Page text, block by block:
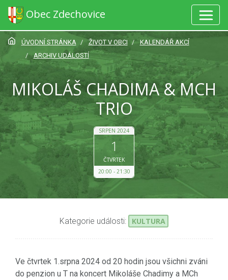
Obec Zdechovice
ÚVODNÍ STRÁNKA ŽIVOT V OBCI
KALENDÁŘ AKCÍ
ARCHIV UDÁLOSTÍ
MIKOLÁŠ CHADIMA & MCH
TRIO
SRPEN 2024
1
ČTVRTEK
20:00
21:30
Kategorie události: KULTURA
Ve čtvrtek 1.srpna 2024 od 20 hodin jsou všichni zváni
do penzion u T na koncert Mikoláše Chadimy a MCh